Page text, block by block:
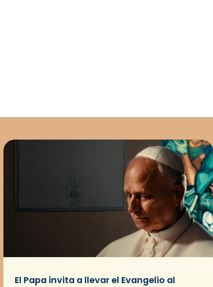
El Papa invita a llevar el Evangelio al